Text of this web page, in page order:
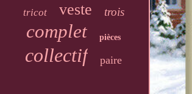
tricot veste trois
complet pièces
collectif paire